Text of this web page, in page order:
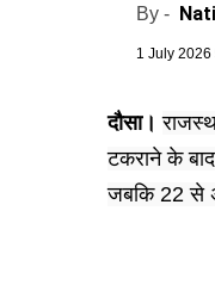
By -
1 July 2026
दौसा।
टकराने के
जबकि 22 से